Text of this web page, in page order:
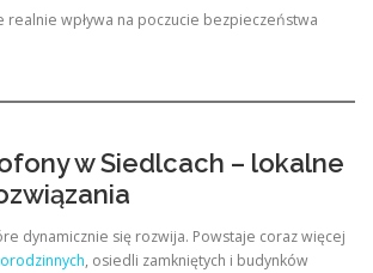
realnie wpływa na poczucie bezpieczeństwa
w Siedlcach – lokalne
dynamicznie się rozwija. Powstaje coraz więcej
, osiedli zamkniętych i budynków